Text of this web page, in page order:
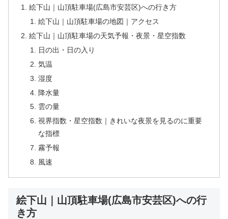
絵下山｜山頂駐車場(広島市安芸区)への行き方
絵下山｜山頂駐車場の地図｜アクセス
絵下山｜山頂駐車場の天気予報・夜景・星空指数
日の出・日の入り
気温
湿度
降水量
雲の量
視界指数・星空指数｜きれいな夜景を見るのに重要
な指標
霧予報
風速
絵下山｜山頂駐車場(広島市安芸区)への行
き方